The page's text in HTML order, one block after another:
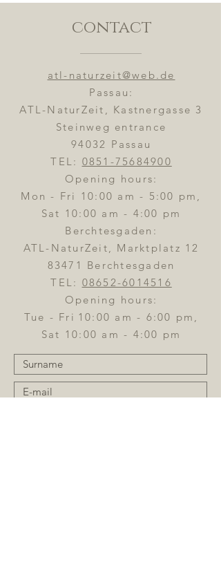
contact
atl-naturzeit@web.de
Passau:
ATL-NaturZeit, Kastnergasse 3
Steinweg entrance
94032 Passau
TEL: 0851-75684900
Opening hours:
Mon - Fri 10:00 am - 5:00 pm,
Sat 10:00 am - 4:00 pm
Berchtesgaden:
ATL-NaturZeit, Marktplatz 12
83471 Berchtesgaden
TEL: 08652-6014516
Opening hours:
Tue - Fri 10:00 am - 6:00 pm,
Sat 10:00 am - 4:00 pm